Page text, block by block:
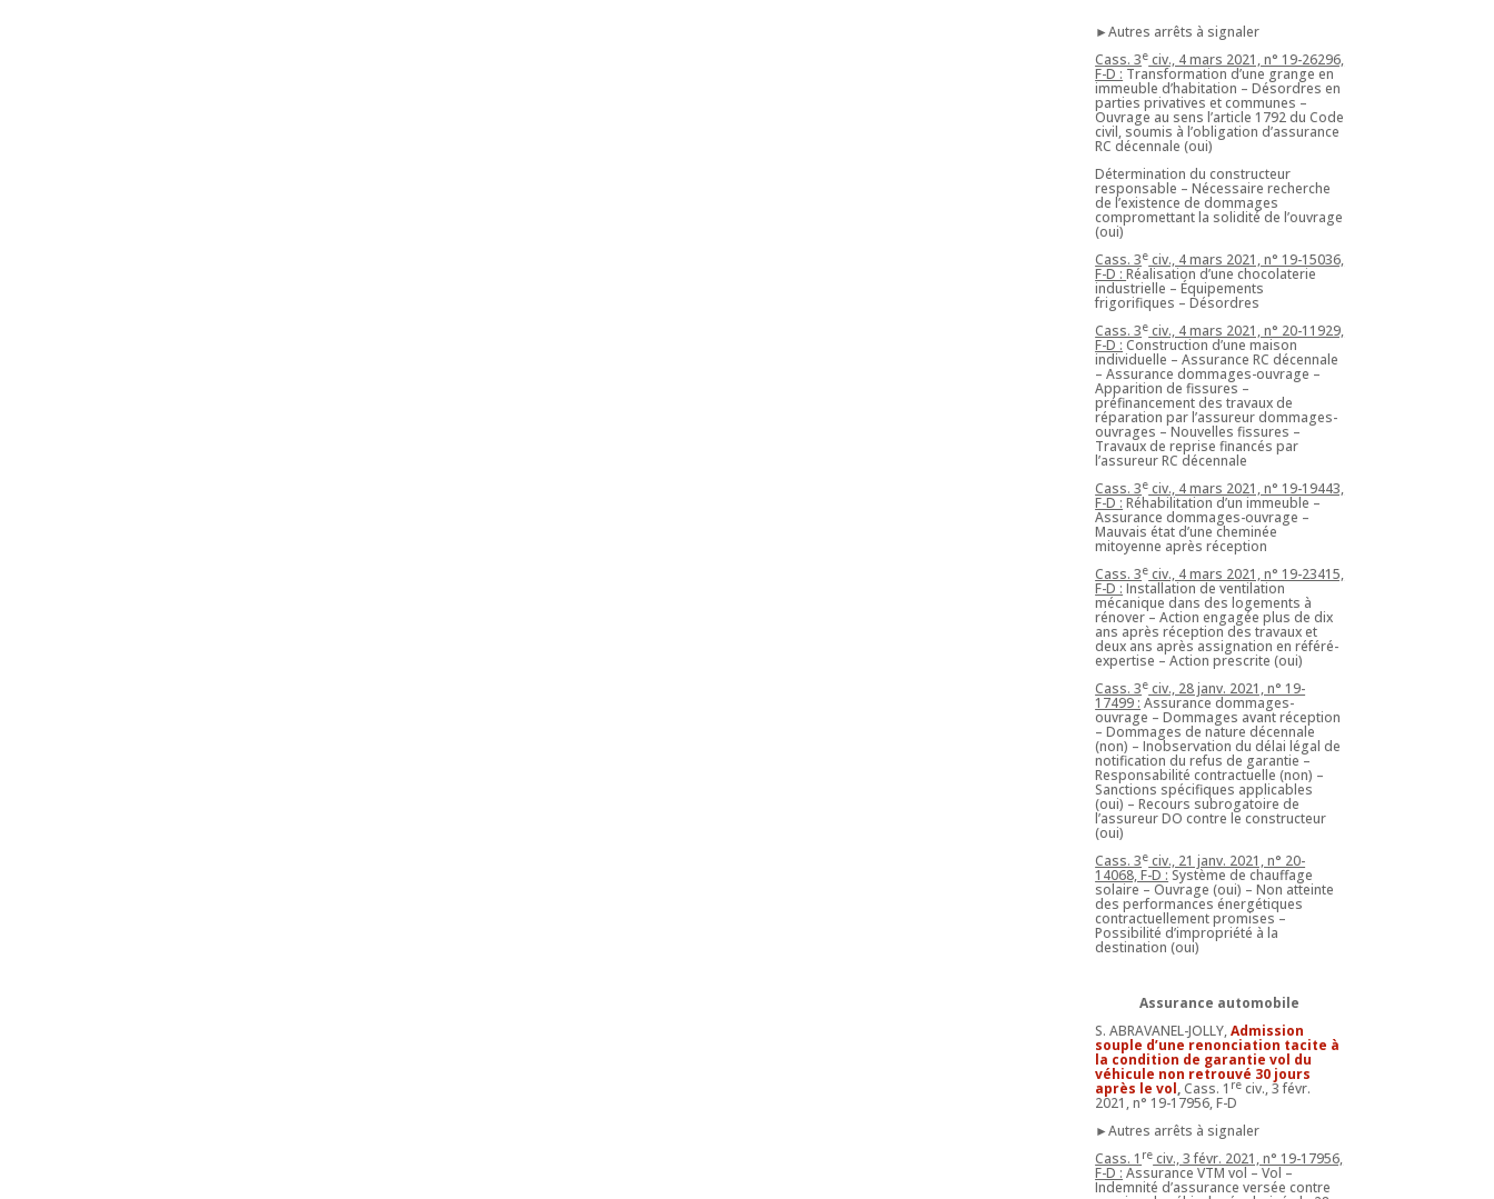
►Autres arrêts à signaler
Cass. 3e civ., 4 mars 2021, n° 19-26296,
F-D : Transformation d’une grange en
immeuble d’habitation – Désordres en
parties privatives et communes –
Ouvrage au sens l’article 1792 du Code
civil, soumis à l’obligation d’assurance
RC décennale (oui)
Détermination du constructeur
responsable – Nécessaire recherche
de l’existence de dommages
compromettant la solidité de l’ouvrage
(oui)
Cass. 3e civ., 4 mars 2021, n° 19-15036,
F-D :Réalisation d’une chocolaterie
industrielle – Équipements
frigorifiques – Désordres
Cass. 3e civ., 4 mars 2021, n° 20-11929,
F-D : Construction d’une maison
individuelle – Assurance RC décennale
– Assurance dommages-ouvrage –
Apparition de fissures –
préfinancement des travaux de
réparation par l’assureur dommages-
ouvrages – Nouvelles fissures –
Travaux de reprise financés par
l’assureur RC décennale
Cass. 3e civ., 4 mars 2021, n° 19-19443,
F-D : Réhabilitation d’un immeuble –
Assurance dommages-ouvrage –
Mauvais état d’une cheminée
mitoyenne après réception
Cass. 3e civ., 4 mars 2021, n° 19-23415,
F-D : Installation de ventilation
mécanique dans des logements à
rénover – Action engagée plus de dix
ans après réception des travaux et
deux ans après assignation en référé-
expertise – Action prescrite (oui)
Cass. 3e civ., 28 janv. 2021, n° 19-
17499 : Assurance dommages-
ouvrage – Dommages avant réception
– Dommages de nature décennale
(non) – Inobservation du délai légal de
notification du refus de garantie –
Responsabilité contractuelle (non) –
Sanctions spécifiques applicables
(oui) – Recours subrogatoire de
l’assureur DO contre le constructeur
(oui)
Cass. 3e civ., 21 janv. 2021, n° 20-
14068, F-D : Système de chauffage
solaire – Ouvrage (oui) – Non atteinte
des performances énergétiques
contractuellement promises –
Possibilité d’impropriété à la
destination (oui)
Assurance automobile
S. ABRAVANEL-JOLLY,Admission
souple d’une renonciation tacite à
la condition de garantie vol du
véhicule non retrouvé 30 jours
après le vol,Cass. 1 reciv., 3 févr.
2021, n° 19-17956, F-D
►Autres arrêts à signaler
Cass. 1 re civ., 3 févr. 2021, n° 19-17956,
F-D : Assurance VTM vol – Vol –
Indemnité d’assurance versée contre